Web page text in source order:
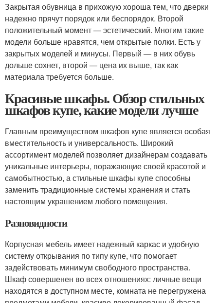
Закрытая обувница в прихожую хороша тем, что дверки
надежно прячут порядок или беспорядок. Второй
положительный момент — эстетический. Многим такие
модели больше нравятся, чем открытые полки. Есть у
закрытых моделей и минусы. Первый — в них обувь
дольше сохнет, второй — цена их выше, так как
материала требуется больше.
Красивые шкафы. Обзор стильных
шкафов купе, какие модели лучше
Главным преимуществом шкафов купе является особая
вместительность и универсальность. Широкий
ассортимент моделей позволяет дизайнерам создавать
уникальные интерьеры, поражающие своей красотой и
самобытностью, а стильные шкафы купе способны
заменить традиционные системы хранения и стать
настоящим украшением любого помещения.
Разновидности
Корпусная мебель имеет надежный каркас и удобную
систему открывания по типу купе, что помогает
задействовать минимум свободного пространства.
Шкаф совершенен во всех отношениях: личные вещи
находятся в доступном месте, комната не перегружена